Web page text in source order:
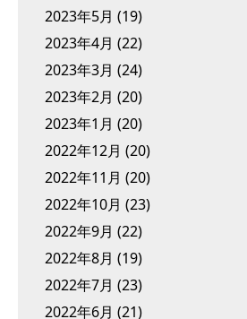
2023年5月 (19)
2023年4月 (22)
2023年3月 (24)
2023年2月 (20)
2023年1月 (20)
2022年12月 (20)
2022年11月 (20)
2022年10月 (23)
2022年9月 (22)
2022年8月 (19)
2022年7月 (23)
2022年6月 (21)